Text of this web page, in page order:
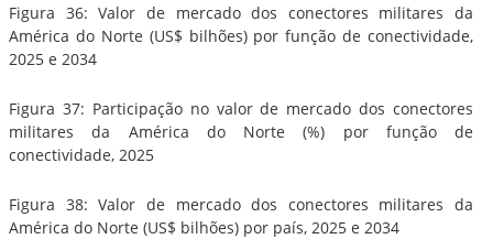
Figura 36: Valor de mercado dos conectores militares da
América do Norte (US$ bilhões) por função de conectividade,
2025 e 2034
Figura 37: Participação no valor de mercado dos conectores
militares da América do Norte (%) por função de
conectividade, 2025
Figura 38: Valor de mercado dos conectores militares da
América do Norte (US$ bilhões) por país, 2025 e 2034